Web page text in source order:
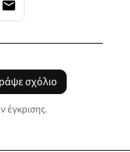
σχόλιο
έγκρισης.